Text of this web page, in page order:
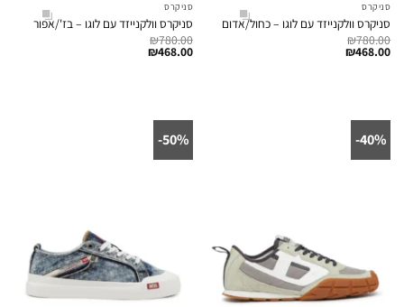
סניקרס
סניקרס וולקנייזד עם לוגו – כחול/אדום
₪780.00
₪468.00
סניקרס
סניקרס וולקנייזד עם לוגו – בז'/אפור
₪780.00
₪468.00
40%-
50%-